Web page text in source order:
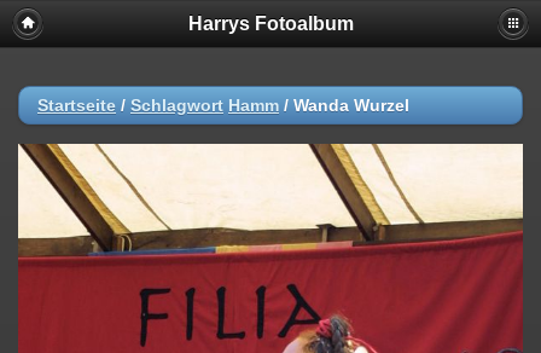
Harrys Fotoalbum
Startseite / Schlagwort Hamm / Wanda Wurzel